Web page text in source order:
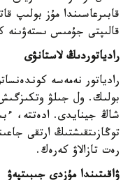
قابىرعاسىندا مۇز بولىپ
قالىپتى جۇمىس ىستەۋىنە
رادياتوردىڭ لاستانۋى
رادياتور نەمەسە
بولىك. ول جىلۋ
شاڭ جينايدى. ادەتتە،
رەت تازالاۋ كەرەك.
ۋاقىتىندا مۇزدى جىبىتپەۋ